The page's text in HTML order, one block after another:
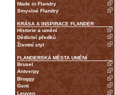
Made in Flandry
Smyslné Flandry
KRÁSA A INSPIRACE FLANDER
Historie a umění
Dědictví předků
Životní styl
FLANDERSKÁ MĚSTA UMĚNÍ
Brusel
Antverpy
Bruggy
Gent
Leuven